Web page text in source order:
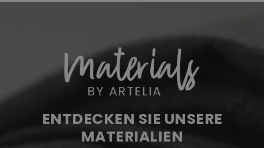
ENTDECKEN SIE UNSERE
MATERIALIEN